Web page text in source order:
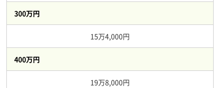
300万円
15万4,000円
400万円
19万8,000円